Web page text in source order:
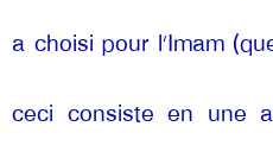
a choisi pour l’Imam
ceci consiste en une